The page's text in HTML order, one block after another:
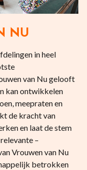
NU
in heel
van Nu gelooft
kan ontwikkelen
meepraten en
de kracht van
en laat de stem
–
Vrouwen van Nu
betrokken